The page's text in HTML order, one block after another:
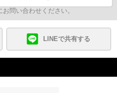
問い合わせください。
LINEで共有する